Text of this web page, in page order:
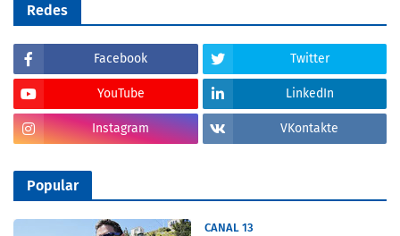
Redes
Facebook Twitter
YouTube LinkedIn
Instagram VKontakte
Popular
CANAL 13